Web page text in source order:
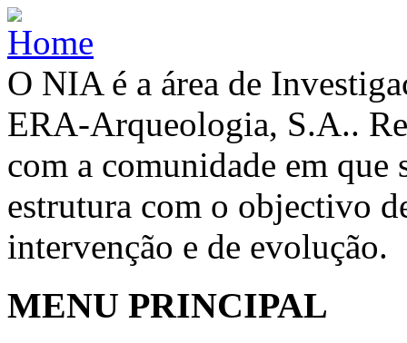
O NIA é a área de
ERA-Arqueologia, S.A..
com a comunidade em que
estrutura com o objectivo
intervenção e de evolução.
MENU PRINCIPAL